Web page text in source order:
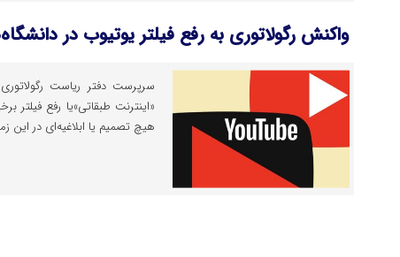
واکنش رگولاتوری به رفع فیلتر یوتیوب در
سرپرست دفتر ریاست رگولاتوری
«اینترنت طبقاتی»یا رفع فیلتر
هیچ تصمیم یا ابلاغیه‌ای در این